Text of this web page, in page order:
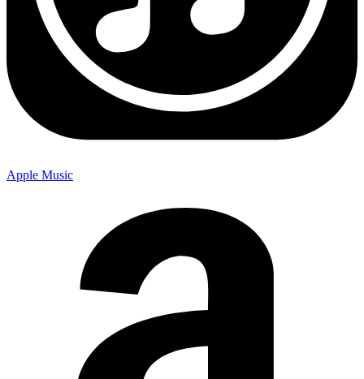
Apple Music